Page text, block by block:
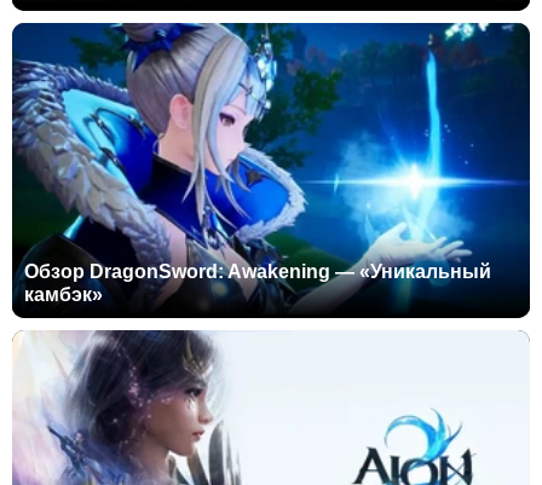
Обзор DragonSword: Awakening — «Уникальный
камбэк»